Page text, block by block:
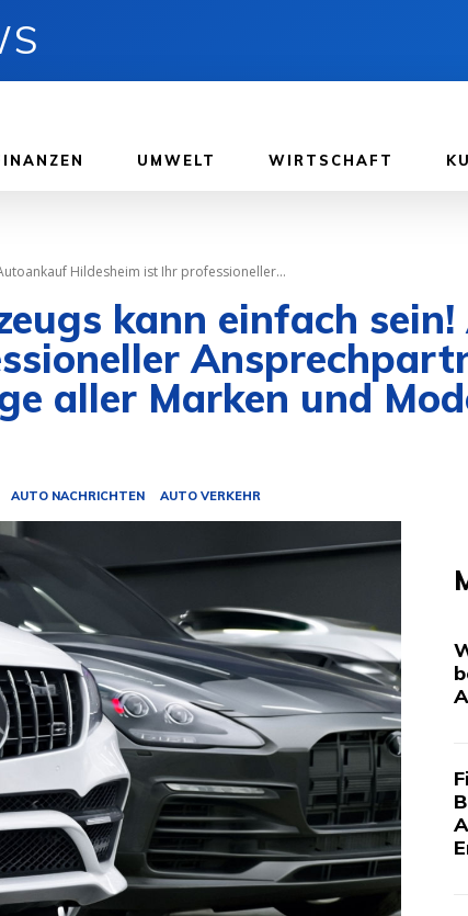
UMWELT WIRTSCHAFT
Hildesheim ist Ihr professioneller...
kann einfach
aller Marken und
AUTO NACHRICHTEN AUTO VERKEHR